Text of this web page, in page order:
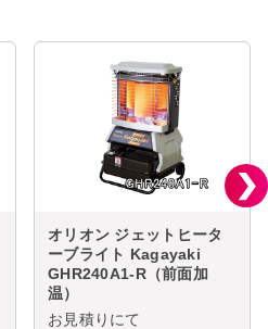
オリオン ジェットヒータ
ーブライト Kagayaki
GHR240A1-R（前面加
温）
お見積りにて